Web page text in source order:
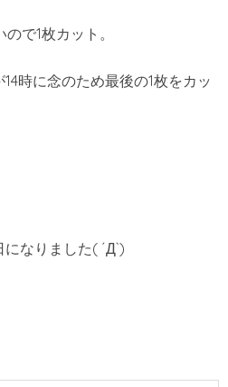
で1枚カット。
時に念のため最後の1枚をカッ
なりました( ´Д`)